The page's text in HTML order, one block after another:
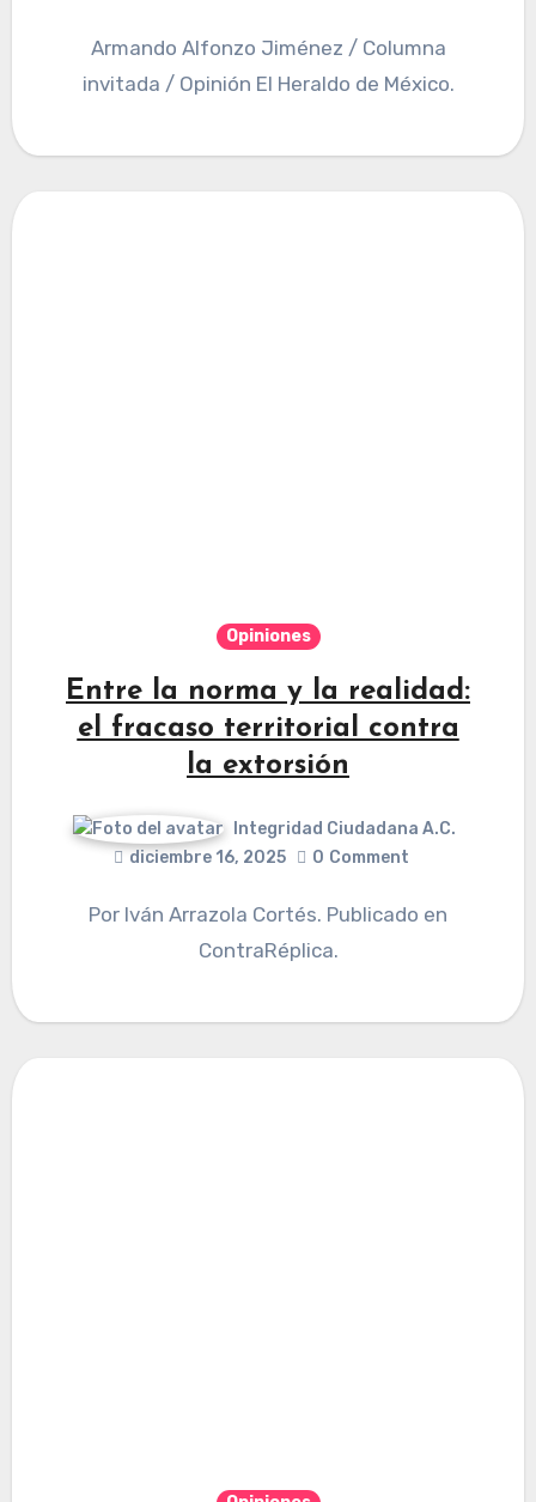
Armando Alfonzo Jiménez / Columna
invitada / Opinión El Heraldo de México.
Opiniones
Entre la norma y la realidad:
el fracaso territorial contra
la extorsión
Integridad Ciudadana A.C.
diciembre 16, 2025
0 Comment
Por Iván Arrazola Cortés. Publicado en
ContraRéplica.